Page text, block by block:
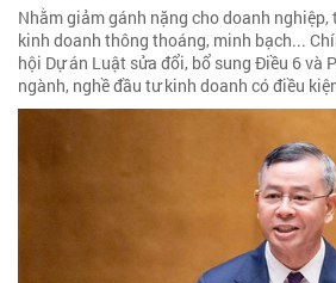
Nhằm giảm gánh nặng cho doanh
kinh doanh thông thoáng, minh bạch...
hội Dự án Luật sửa đổi, bổ sung Điều 6 và
ngành, nghề đầu tư kinh doanh có điều